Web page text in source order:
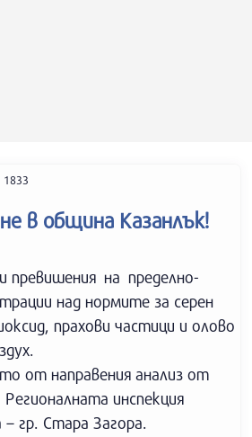
1833
в община Казанлък!
превишения на пределно-
над нормите за серен
прахови частици и олово
от направения анализ от
инспекция
гр. Стара Загора.